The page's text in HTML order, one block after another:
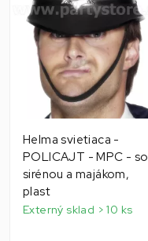
Helma svietiaca -
POLICAJT - MPC - so
sirénou a majákom,
plast
Externý sklad > 10 ks